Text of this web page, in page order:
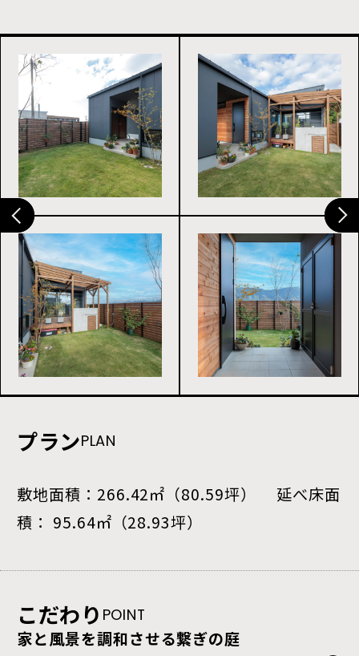
プランPLAN
敷地面積：266.42㎡（80.59坪） 延べ床面
積： 95.64㎡（28.93坪）
こだわり POINT
家と風景を調和させる繋ぎの庭
こだわり POINT
拡がりを感じる来客動線
こだわり POINT
無駄のない採光計画
こだわり POINT
庭と繋がるリビング
こだわり POINT
作業部屋と愛犬部屋
こだわり POINT
バウハウス．の家づくりでお約束する